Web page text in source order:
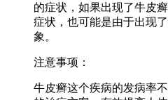
的症状，如果出现了牛皮
症状，也可能是由于出现
象。
注意事项：
牛皮癣这个疾病的发病率